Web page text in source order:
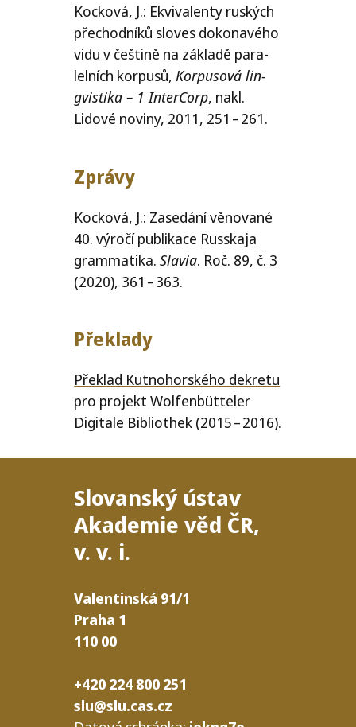
Kocková, J.: Ekvivalenty rus­kých
pře­chod­ní­ků slo­ves doko­na­vé­ho
vidu v češ­ti­ně na zákla­dě para­
lel­ních kor­pu­sů,Korpusová lin­
gvis­ti­ka – 1 InterCorp, nakl.
Lidové novi­ny, 2011, 251 – 261.
Zprávy
Kocková, J.: Zasedání věno­va­né
40. výro­čí pub­li­ka­ce Russkaja
gra­m­ma­ti­ka.Slavia. Roč. 89, č. 3
(2020), 361 – 363.
Překlady
Překlad Kutnohorského dekre­tu
pro pro­jekt Wolfenbütteler
Digitale Bibliothek (2015 – 2016).
Slovanský ústav
Akademie věd ČR,
v. v. i.
Valentinská 91/​1
Praha 1
110 00
+420 224 800 251
slu@slu.cas.cz